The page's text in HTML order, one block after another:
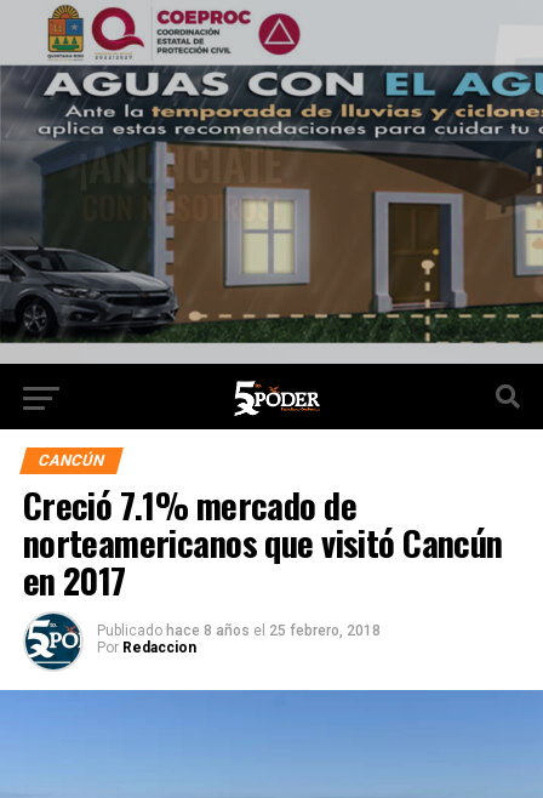
CANCÚN
Creció 7.1% mercado de
norteamericanos que visitó Cancún
en 2017
Publicado hace 8 años el 25 febrero, 2018
Por Redaccion